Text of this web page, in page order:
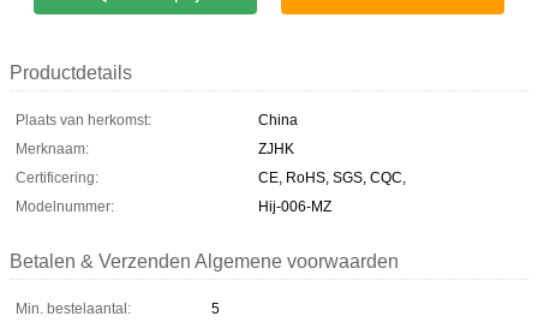
Productdetails
Plaats van herkomst:
China
Merknaam:
ZJHK
Certificering:
CE, RoHS, SGS, CQC,
Modelnummer:
Hij-006-MZ
Betalen & Verzenden Algemene voorwaarden
Min. bestelaantal:
5